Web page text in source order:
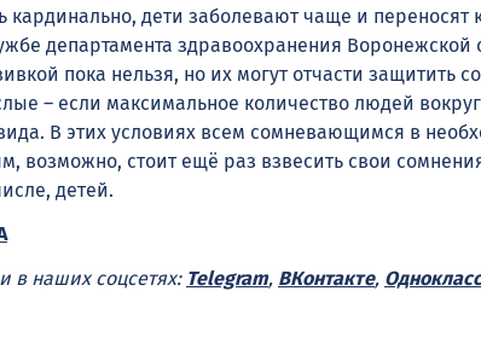
кардинально, дети заболевают чаще и переносят
департамента здравоохранения Воронежской
пока нельзя, но их могут отчасти защитить
– если максимальное количество людей
В этих условиях всем сомневающимся в
возможно, стоит ещё раз взвесить свои
детей.
в наших соцсетях: Telegram, ВКонтакте,